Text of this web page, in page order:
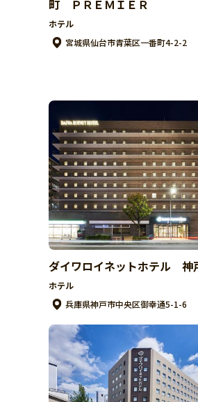
町 ＰＲＥＭＩＥＲ
ホテル
宮城県仙台市青葉区一番町4-2-2
ダイワロイネットホテル 神
ホテル
兵庫県神戸市中央区御幸通5-1-6